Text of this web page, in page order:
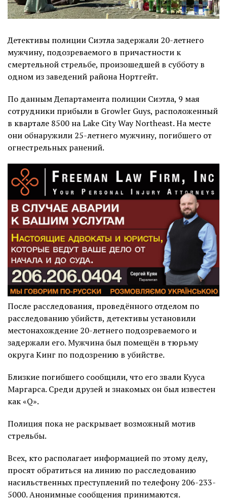
Детективы полиции Сиэтла задержали 20-летнего
мужчину, подозреваемого в причастности к
смертельной стрельбе, произошедшей в субботу в
одном из заведений района Нортгейт.
По данным Департамента полиции Сиэтла, 9 мая
сотрудники прибыли в Growler Guys, расположенный
в квартале 8500 на Lake City Way Northeast. На месте
они обнаружили 25-летнего мужчину, погибшего от
огнестрельных ранений.
После расследования, проведённого отделом по
расследованию убийств, детективы установили
местонахождение 20-летнего подозреваемого и
задержали его. Мужчина был помещён в тюрьму
округа Кинг по подозрению в убийстве.
Близкие погибшего сообщили, что его звали Кууса
Маргарса. Среди друзей и знакомых он был известен
как «Q».
Полиция пока не раскрывает возможный мотив
стрельбы.
Всех, кто располагает информацией по этому делу,
просят обратиться на линию по расследованию
насильственных преступлений по телефону 206-233-
5000. Анонимные сообщения принимаются.